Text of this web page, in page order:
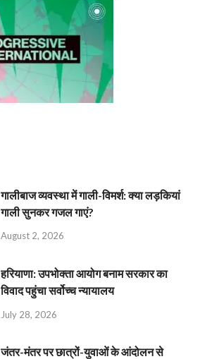
गालीबाज व्‍यवस्‍था में गाली-विमर्श: क्या लड़कियां
गाली सुनकर गजल गाएं?
August 2, 2026
हरियाणा: उपभोक्ता आयोग बनाम सरकार का
विवाद पहुंचा सर्वोच्च न्यायालय
July 28, 2026
जंतर-मंतर पर छात्रों-युवाओं के आंदोलन से